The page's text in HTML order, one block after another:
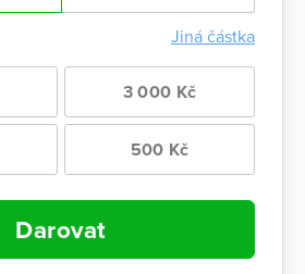
Jiná částka
3 000 Kč
500 Kč
Darovat